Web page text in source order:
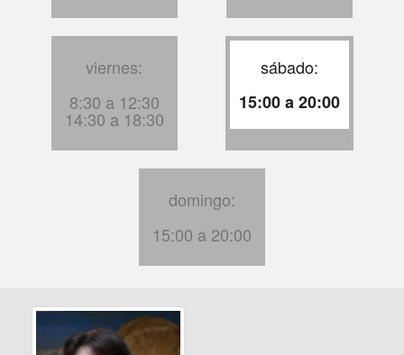
viernes:
8:30 a 12:30
14:30 a 18:30
sábado:
15:00 a 20:00
domingo:
15:00 a 20:00